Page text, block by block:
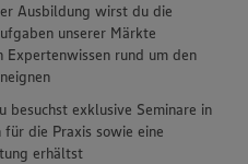
Ausbildung wirst du die
unserer Märkte
Expertenwissen rund um den
besuchst exklusive Seminare in
für die Praxis sowie eine
erhältst